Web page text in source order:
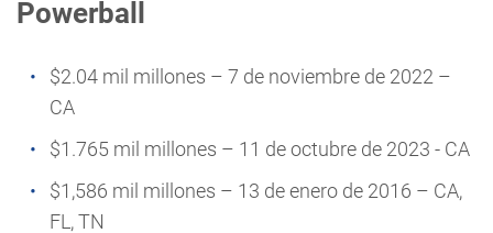
Powerball
$2.04 mil millones – 7 de noviembre de 2022 –
CA
$1.765 mil millones – 11 de octubre de 2023 - CA
$1,586 mil millones – 13 de enero de 2016 – CA,
FL, TN